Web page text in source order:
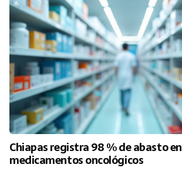
Chiapas registra 98 % de abasto en
medicamentos oncológicos